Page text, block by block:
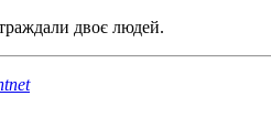
двоє людей.